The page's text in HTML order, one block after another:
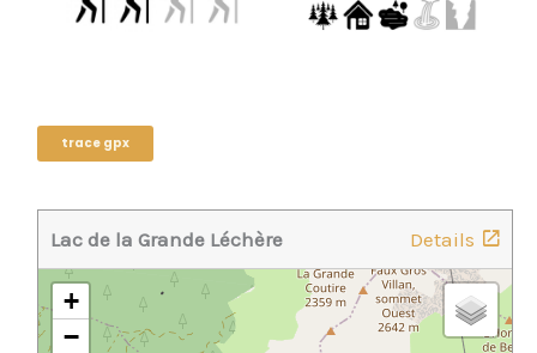
trace gpx
Details
Lac de la Grande Léchère
+
−